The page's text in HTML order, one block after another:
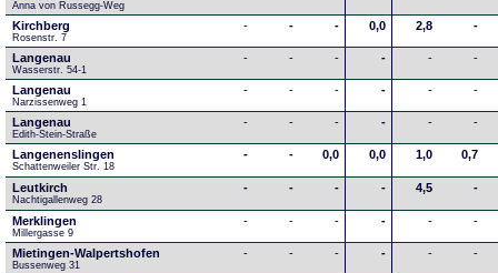
Anna von Russegg-Weg
Kirchberg
Rosenstr. 7
- - - 0,0 2,8 -
Langenau
Wasserstr. 54-1
- - - - - -
Langenau
Narzissenweg 1
- - - - - -
Langenau
Edith-Stein-Straße
- - - - - -
Langenenslingen
Schattenweiler Str. 18
- - 0,0 0,0 1,0 0,7
Leutkirch
Nachtigallenweg 28
- - - - 4,5 -
Merklingen
Millergasse 9
- - - - - -
Mietingen-Walpertshofen
Bussenweg 31
- - - - - -